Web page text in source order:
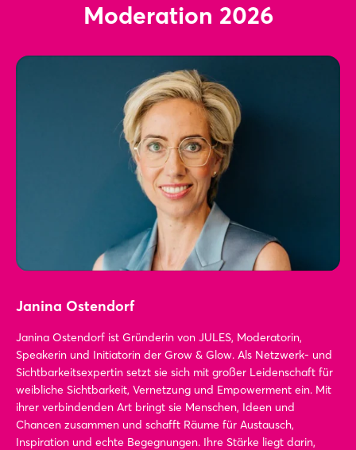
Moderation 2026
Janina Ostendorf
Janina Ostendorf ist Gründerin von JULES, Moderatorin,
Speakerin und Initiatorin der Grow & Glow. Als Netzwerk- und
Sichtbarkeitsexpertin setzt sie sich mit großer Leidenschaft für
weibliche Sichtbarkeit, Vernetzung und Empowerment ein. Mit
ihrer verbindenden Art bringt sie Menschen, Ideen und
Chancen zusammen und schafft Räume für Austausch,
Inspiration und echte Begegnungen. Ihre Stärke liegt darin,
Passwort vergessen?
Noch nicht angemeldet?
Jetzt registrieren